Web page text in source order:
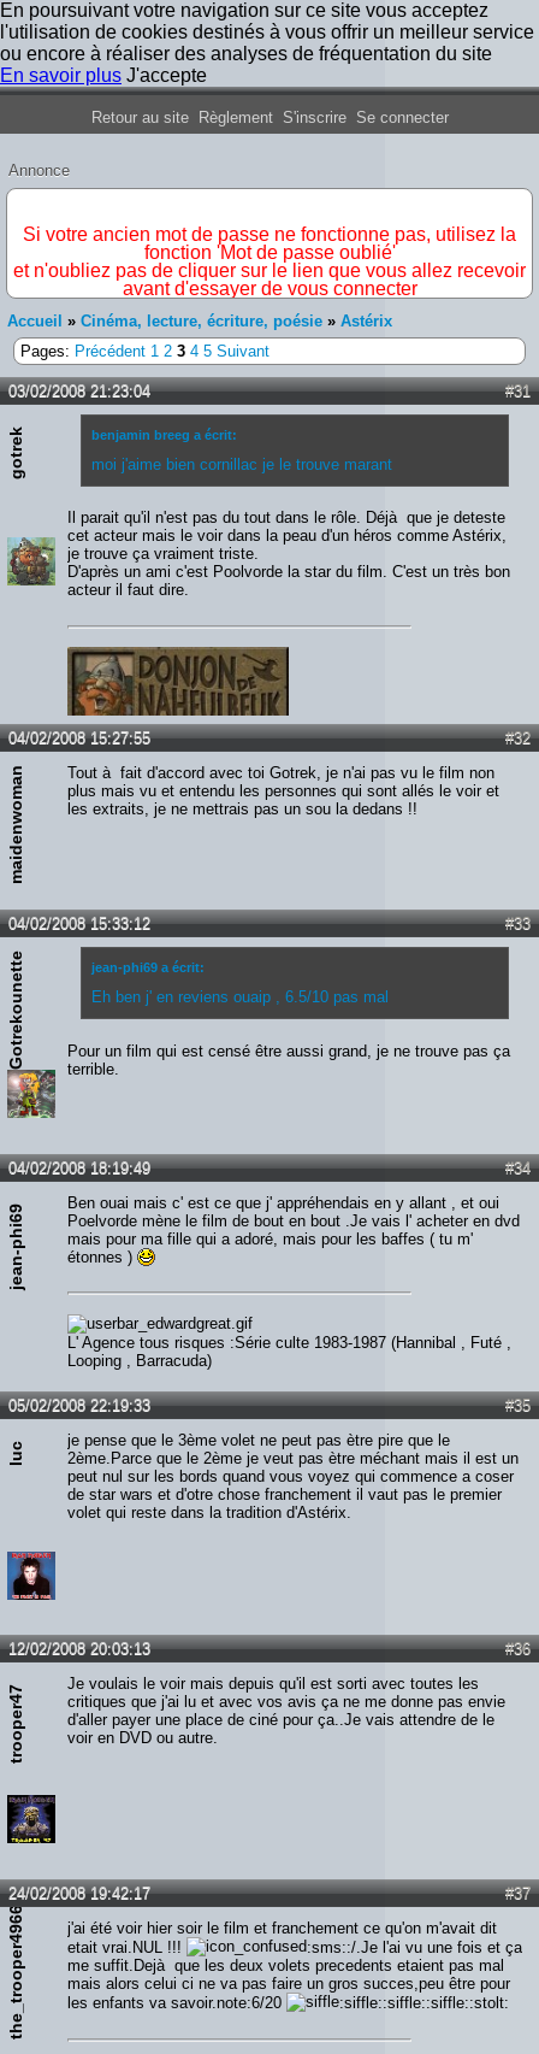
En poursuivant votre navigation sur ce site vous acceptez
l'utilisation de cookies destinés à vous offrir un meilleur service
ou encore à réaliser des analyses de fréquentation du site
En savoir plus J'accepte
Forum Iron Maiden France
Retour au site Règlement S'inscrire Se connecter
Annonce
Si votre ancien mot de passe ne fonctionne pas, utilisez la
fonction 'Mot de passe oublié'
et n'oubliez pas de cliquer sur le lien que vous allez recevoir
avant d'essayer de vous connecter
Accueil » Cinéma, lecture, écriture, poésie » Astérix
Pages: Précédent 1 2 3 4 5 Suivant
#31
03/02/2008 21:23:04
gotrek benjamin breeg a écrit:
moi j'aime bien cornillac je le trouve marant
Il parait qu'il n'est pas du tout dans le rôle. Déjà que je deteste
cet acteur mais le voir dans la peau d'un héros comme Astérix,
je trouve ça vraiment triste.
D'après un ami c'est Poolvorde la star du film. C'est un très bon
acteur il faut dire.
#32
04/02/2008 15:27:55
maidenwoman
Tout à fait d'accord avec toi Gotrek, je n'ai pas vu le film non
plus mais vu et entendu les personnes qui sont allés le voir et
les extraits, je ne mettrais pas un sou la dedans !!
#33
04/02/2008 15:33:12
Gotrekounette jean-phi69 a écrit:
Eh ben j' en reviens ouaip , 6.5/10 pas mal
Pour un film qui est censé être aussi grand, je ne trouve pas ça
terrible.
#34
04/02/2008 18:19:49
jean-phi69
Ben ouai mais c' est ce que j' appréhendais en y allant , et oui
Poelvorde mène le film de bout en bout .Je vais l' acheter en dvd
mais pour ma fille qui a adoré, mais pour les baffes ( tu m'
étonnes )
L' Agence tous risques :Série culte 1983-1987 (Hannibal , Futé ,
Looping , Barracuda)
#35
05/02/2008 22:19:33
luc
je pense que le 3ème volet ne peut pas ètre pire que le
2ème.Parce que le 2ème je veut pas ètre méchant mais il est un
peut nul sur les bords quand vous voyez qui commence a coser
de star wars et d'otre chose franchement il vaut pas le premier
volet qui reste dans la tradition d'Astérix.
#36
12/02/2008 20:03:13
trooper47
Je voulais le voir mais depuis qu'il est sorti avec toutes les
critiques que j'ai lu et avec vos avis ça ne me donne pas envie
d'aller payer une place de ciné pour ça..Je vais attendre de le
voir en DVD ou autre.
#37
24/02/2008 19:42:17
the_trooper49666
j'ai été voir hier soir le film et franchement ce qu'on m'avait dit
etait vrai.NUL !!!
:sms::/.Je l'ai vu une fois et ça
me suffit.Dejà que les deux volets precedents etaient pas mal
mais alors celui ci ne va pas faire un gros succes,peu être pour
les enfants va savoir.note:6/20
:siffle::siffle::siffle::stolt: